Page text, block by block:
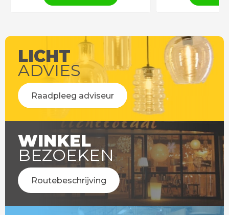
LICHT
ADVIES
Raadpleeg adviseur
WINKEL
BEZOEKEN
Routebeschrijving